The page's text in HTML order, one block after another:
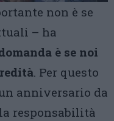
non è se
– ha
è se noi
. Per questo
anniversario da
responsabilità